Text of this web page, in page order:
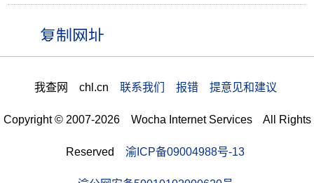
我查网 chl.cn 联系我们 报错 提意见和建议
Copyright © 2007-2026 Wocha Internet Services All Rights
Reserved 渝ICP备09004988号-13